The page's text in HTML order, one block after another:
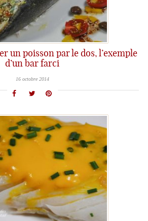
un poisson par le dos, l’exemple
d’un bar farci
16 octobre 2014